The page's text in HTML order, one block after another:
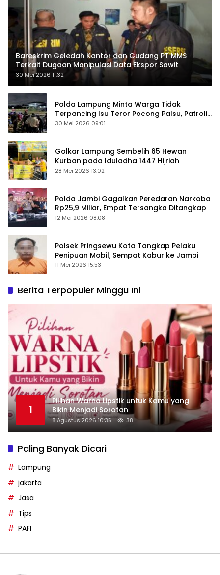
Bareskrim Geledah Kantor dan Gudang PT MMS
Terkait Dugaan Manipulasi Data Ekspor Sawit
30 Mei 2026 11:32
Polda Lampung Minta Warga Tidak
Terpancing Isu Teror Pocong Palsu, Patroli
Keamanan Ditingkatkan
30 Mei 2026 09:01
Golkar Lampung Sembelih 65 Hewan
Kurban pada Iduladha 1447 Hijriah
28 Mei 2026 13:02
Polda Jambi Gagalkan Peredaran Narkoba
Rp25,9 Miliar, Empat Tersangka Ditangkap
12 Mei 2026 08:08
Polsek Pringsewu Kota Tangkap Pelaku
Penipuan Mobil, Sempat Kabur ke Jambi
11 Mei 2026 15:53
Berita Terpopuler Minggu Ini
1
Pilihan Warna Lipstik untuk Kamu yang
Bikin Menjadi Sorotan
8 Agustus 2026 10:35 38
Paling Banyak Dicari
Lampung
jakarta
Jasa
Tips
PAFI